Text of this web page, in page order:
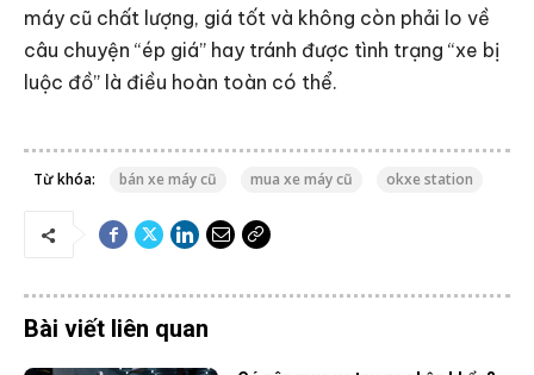
máy cũ chất lượng, giá tốt và không còn phải lo về
câu chuyện “ép giá” hay tránh được tình trạng “xe bị
luộc đồ” là điều hoàn toàn có thể.
Từ khóa: bán xe máy cũ mua xe máy cũ okxe station
Bài viết liên quan